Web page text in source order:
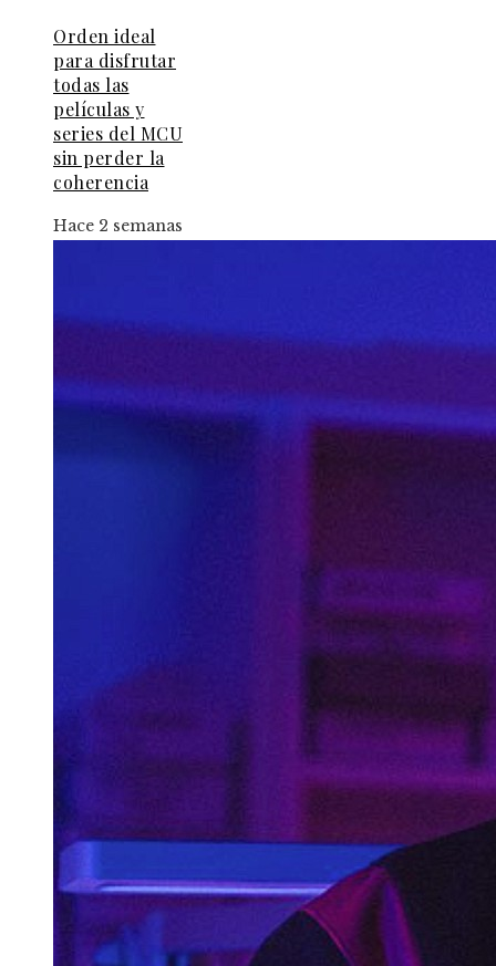
Orden ideal
para disfrutar
todas las
películas y
series del MCU
sin perder la
coherencia
Hace 2 semanas